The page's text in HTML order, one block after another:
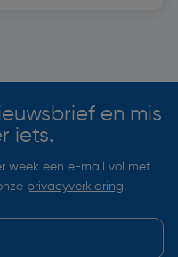
en mis
iets.
week een e-mail vol met
privacyverklaring.